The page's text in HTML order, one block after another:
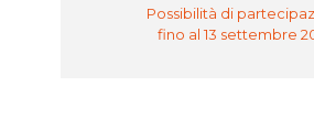
Possibilità di
fino al 13 settembre